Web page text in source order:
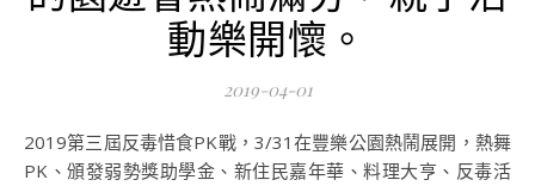
動樂開懷。
2019-04-01
2019第三屆反毒惜食PK戰，3/31在豐樂公園熱鬧展開，熱舞
PK、頒發弱勢獎助學金、新住民嘉年華、料理大亨、反毒活